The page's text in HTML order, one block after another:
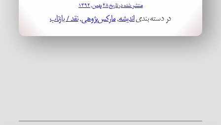
منتشر شده در تاریخ ۲۸ بهمن, ۱۳۹۲
در دسته بندیاندیشه, مارکس‌پژوهی, نقد / بازتاب